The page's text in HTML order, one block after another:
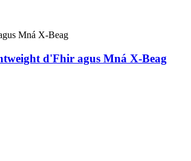
d'Fhir agus Mná X-Beag